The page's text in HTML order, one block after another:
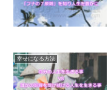
幸せになる方法